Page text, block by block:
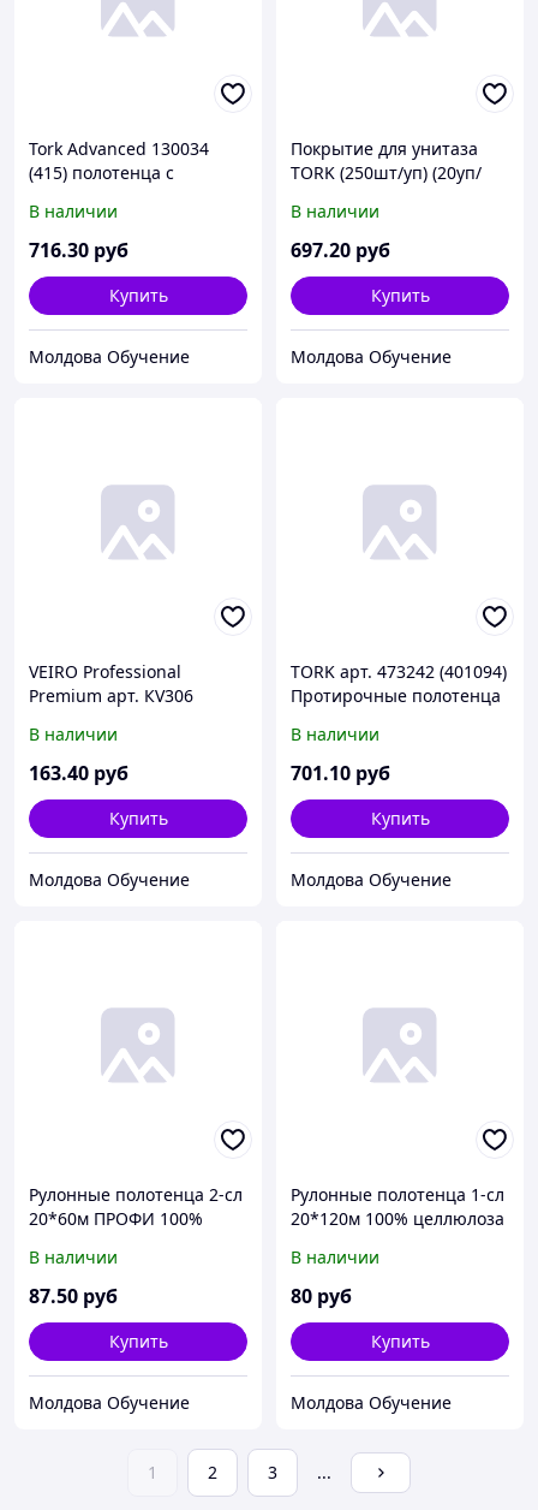
Tork Advanced 130034
(415) полотенца с
белые в рулонах 1-сл
165м (х6)
В наличии
716.30 руб
Купить
Молдова Обучение
Покрытие для унитаза
TORK (250шт/уп) (20уп/
В наличии
697.20 руб
Купить
Молдова Обучение
VEIRO Professional
Premium арт. КV306
пачках 2-сл 200л (х15)
В наличии
163.40 руб
Купить
Молдова Обучение
TORK арт. 473242 (401094)
Протирочные полотенца
белые 1сл 300м (х6)
В наличии
701.10 руб
Купить
Молдова Обучение
Рулонные полотенца 2-сл
20*60м ПРОФИ 100%
ЦЕНТРАЛЬНОЙ
ВЫТЯЖКОЙ (6рул/упак)
В наличии
87.50 руб
Купить
Молдова Обучение
Рулонные полотенца 1-сл
20*120м 100% целлюлоза
ВЫТЯЖКОЙ (15рул/упак)
В наличии
80 руб
Купить
Молдова Обучение
1 2 3 ...